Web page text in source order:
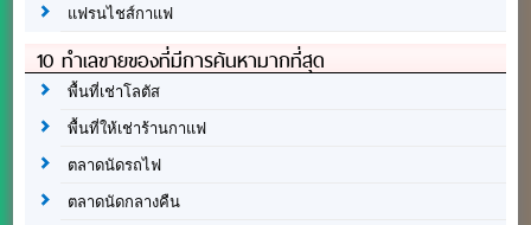
แฟรนไชส์กาแฟ
10 ทำเลขายของที่มีการค้นหามากที่สุด
พื้นที่เช่าโลตัส
พื้นที่ให้เช่าร้านกาแฟ
ตลาดนัดรถไฟ
ตลาดนัดกลางคืน